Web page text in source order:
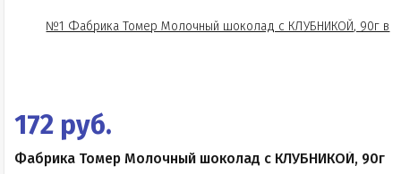
172 руб.
Фабрика Томер Молочный шоколад с КЛУБНИКОЙ, 90г